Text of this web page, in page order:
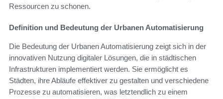
Ressourcen zu schonen.
Definition und Bedeutung der Urbanen Automatisierung
Die Bedeutung der Urbanen Automatisierung zeigt sich in der
innovativen Nutzung digitaler Lösungen, die in städtischen
Infrastrukturen implementiert werden. Sie ermöglicht es
Städten, ihre Abläufe effektiver zu gestalten und verschiedene
Prozesse zu automatisieren, was letztendlich zu einem